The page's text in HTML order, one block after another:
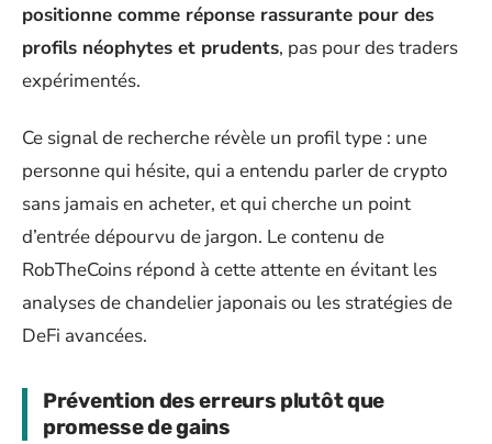
positionne comme réponse rassurante pour des
profils néophytes et prudents, pas pour des traders
expérimentés.
Ce signal de recherche révèle un profil type : une
personne qui hésite, qui a entendu parler de crypto
sans jamais en acheter, et qui cherche un point
d’entrée dépourvu de jargon. Le contenu de
RobTheCoins répond à cette attente en évitant les
analyses de chandelier japonais ou les stratégies de
DeFi avancées.
Prévention des erreurs plutôt que
promesse de gains